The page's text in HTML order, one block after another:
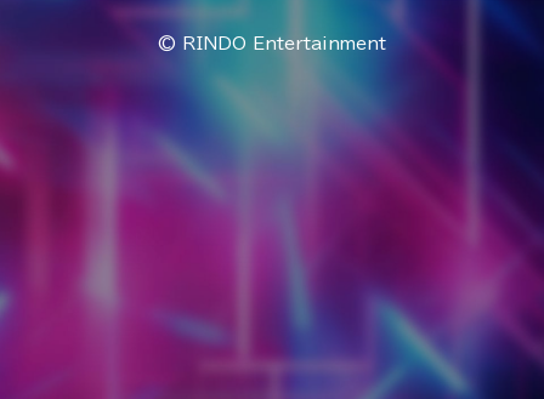
© RINDO Entertainment